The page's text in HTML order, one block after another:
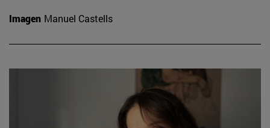
Imagen Manuel Castells